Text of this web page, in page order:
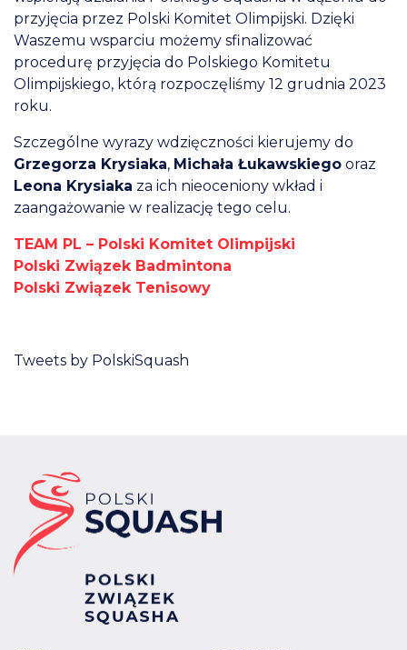
przyjęcia przez Polski Komitet Olimpijski. Dzięki
Waszemu wsparciu możemy sfinalizować
procedurę przyjęcia do Polskiego Komitetu
Olimpijskiego, którą rozpoczęliśmy 12 grudnia 2023
roku.
Szczególne wyrazy wdzięczności kierujemy do
Grzegorza Krysiaka, Michała Łukawskiego oraz
Leona Krysiaka za ich nieoceniony wkład i
zaangażowanie w realizację tego celu.
TEAM PL – Polski Komitet Olimpijski
Polski Związek Badmintona
Polski Związek Tenisowy
Tweets by PolskiSquash